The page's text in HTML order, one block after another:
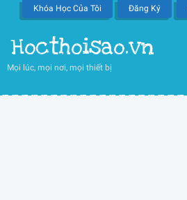
Khóa Học Của Tôi Đăng Ký
Hocthoisao.vn
Mọi lúc, mọi nơi, mọi thiết bị